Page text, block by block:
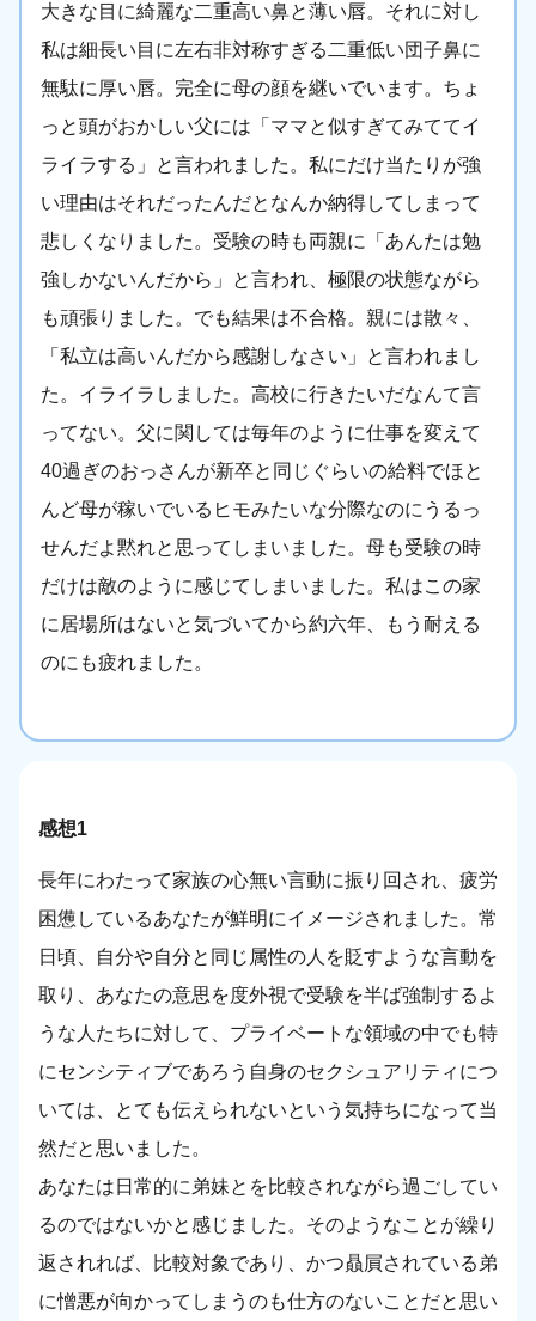
大きな目に綺麗な二重高い鼻と薄い唇。それに対し
私は細長い目に左右非対称すぎる二重低い団子鼻に
無駄に厚い唇。完全に母の顔を継いでいます。ちょ
っと頭がおかしい父には「ママと似すぎてみててイ
ライラする」と言われました。私にだけ当たりが強
い理由はそれだったんだとなんか納得してしまって
悲しくなりました。受験の時も両親に「あんたは勉
強しかないんだから」と言われ、極限の状態ながら
も頑張りました。でも結果は不合格。親には散々、
「私立は高いんだから感謝しなさい」と言われまし
た。イライラしました。高校に行きたいだなんて言
ってない。父に関しては毎年のように仕事を変えて
40過ぎのおっさんが新卒と同じぐらいの給料でほと
んど母が稼いでいるヒモみたいな分際なのにうるっ
せんだよ黙れと思ってしまいました。母も受験の時
だけは敵のように感じてしまいました。私はこの家
に居場所はないと気づいてから約六年、もう耐える
のにも疲れました。
感想1
長年にわたって家族の心無い言動に振り回され、疲労
困憊しているあなたが鮮明にイメージされました。常
日頃、自分や自分と同じ属性の人を貶すような言動を
取り、あなたの意思を度外視で受験を半ば強制するよ
うな人たちに対して、プライベートな領域の中でも特
にセンシティブであろう自身のセクシュアリティにつ
いては、とても伝えられないという気持ちになって当
然だと思いました。
あなたは日常的に弟妹とを比較されながら過ごしてい
るのではないかと感じました。そのようなことが繰り
返されれば、比較対象であり、かつ贔屓されている弟
に憎悪が向かってしまうのも仕方のないことだと思い